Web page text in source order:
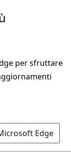
per sfruttare
Edge